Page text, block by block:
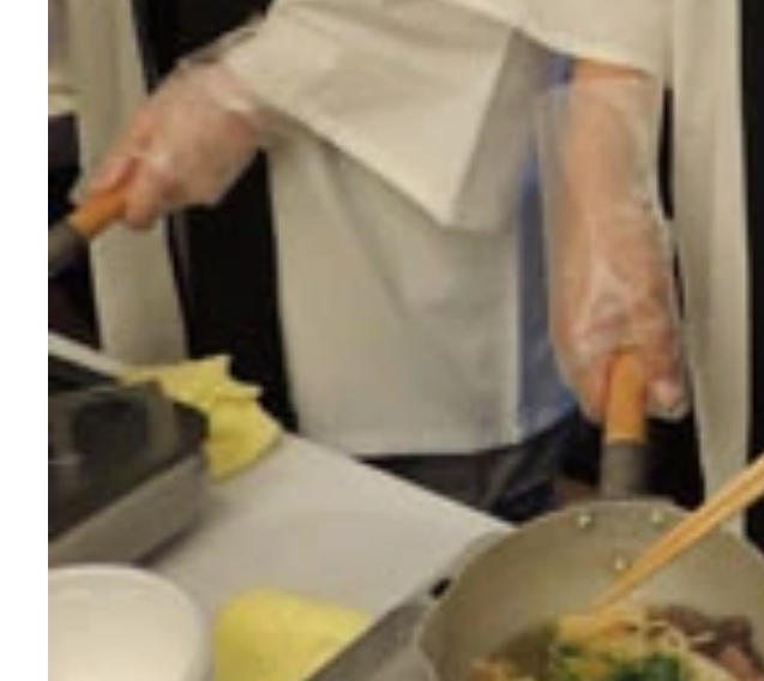
魚を求めて全国津々浦々、週末に登場！「週プレ釣り部」がスタートします！